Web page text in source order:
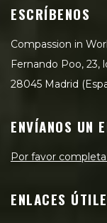
ESCRÍBENOS
Compassion in
Fernando Poo, 23,
28045 Madrid
ENVÍANOS UN
Por favor
ENLACES